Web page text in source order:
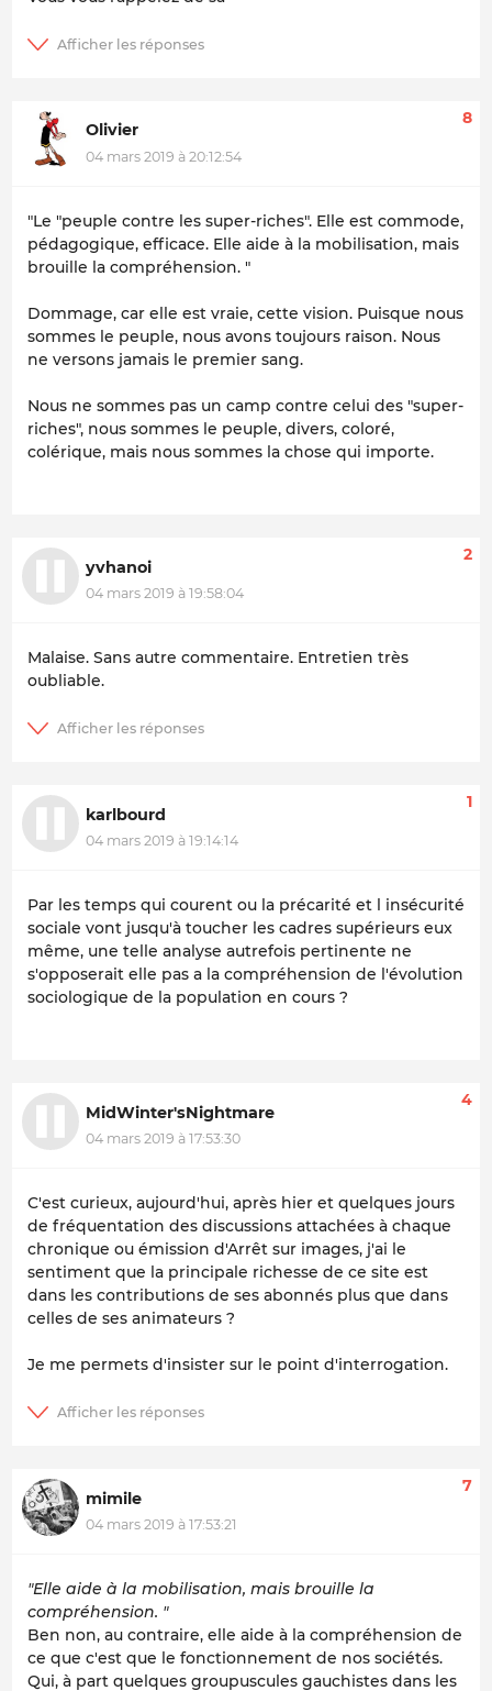
Olivier
04 mars 2019 à 20:12:54
8
"Le "peuple contre les super-riches". Elle est commode,
pédagogique, efficace. Elle aide à la mobilisation, mais
brouille la compréhension. "
Dommage, car elle est vraie, cette vision. Puisque nous
sommes le peuple, nous avons toujours raison. Nous
ne versons jamais le premier sang.
Nous ne sommes pas un camp contre celui des "super-
riches", nous sommes le peuple, divers, coloré,
colérique, mais nous sommes la chose qui importe.
yvhanoi
04 mars 2019 à 19:58:04
2
Malaise. Sans autre commentaire. Entretien très
oubliable.
karlbourd
04 mars 2019 à 19:14:14
1
Par les temps qui courent ou la précarité et l insécurité
sociale vont jusqu'à toucher les cadres supérieurs eux
même, une telle analyse autrefois pertinente ne
s'opposerait elle pas a la compréhension de l'évolution
sociologique de la population en cours ?
MidWinter'sNightmare
04 mars 2019 à 17:53:30
4
C'est curieux, aujourd'hui, après hier et quelques jours
de fréquentation des discussions attachées à chaque
chronique ou émission d'Arrêt sur images, j'ai le
sentiment que la principale richesse de ce site est
dans les contributions de ses abonnés plus que dans
celles de ses animateurs ?
Je me permets d'insister sur le point d'interrogation.
mimile
04 mars 2019 à 17:53:21
7
"Elle aide à la mobilisation, mais brouille la
compréhension. "
Ben non, au contraire, elle aide à la compréhension de
ce que c'est que le fonctionnement de nos sociétés.
Qui, à part quelques groupuscules gauchistes dans les